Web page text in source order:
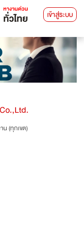
เข้าสู่ระบบ
น (ทุกเขต)